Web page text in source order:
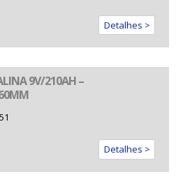
Detalhes >
9V/210AH –
Detalhes >